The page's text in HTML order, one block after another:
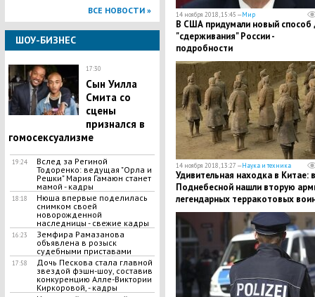
ВСЕ НОВОСТИ »
ШОУ-БИЗНЕС
17:30
Сын Уилла
Смита со
сцены
признался в
гомосексуализме
19:24
Вслед за Региной
Тодоренко: ведущая "Орла и
Решки" Мария Гамаюн станет
мамой - кадры
18:18
Нюша впервые поделилась
снимком своей
новорожденной
наследницы - свежие кадры
16:23
Земфира Рамазанова
объявлена в розыск
судебными приставами
17:58
Дочь Пескова стала главной
звездой фэшн-шоу, составив
конкуренцию Алле-Виктории
Киркоровой, - кадры
14 ноября 2018, 15:45 —Мир
​В США придумали новый способ
"сдерживания" России -
подробности
14 ноября 2018, 13:27 —Наука и техника
​Удивительная находка в Китае: в
Поднебесной нашли вторую
легендарных терракотовых